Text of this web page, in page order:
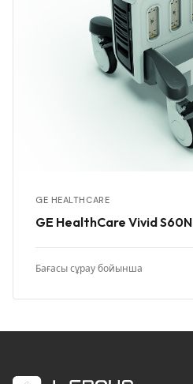
GE HEALTHCARE
GE HealthCare Vivid S60N
Бағасы сұрау бойынша